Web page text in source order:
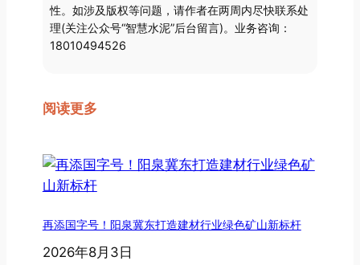
性。如涉及版权等问题，请作者在两周内尽快联系处
理(关注公众号“智慧水泥”后台留言)。业务咨询：
18010494526
阅读更多
再添国字号！阳泉冀东打造建材行业绿色矿山新标杆
2026年8月3日